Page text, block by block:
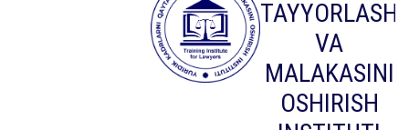
TAYYORLASH
VA
MALAKASINI
OSHIRISH